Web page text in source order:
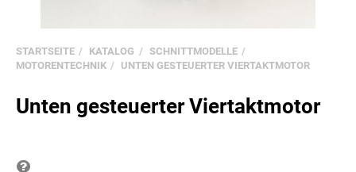
STARTSEITE KATALOG
SCHNITTMODELLE
MOTORENTECHNIK
UNTEN GESTEUERTER VIERTAKTMOTOR
Unten gesteuerter Viertaktmotor